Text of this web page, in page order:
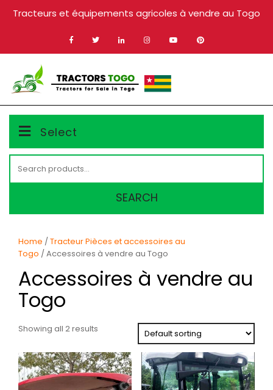
Tracteurs et équipements agricoles à vendre au Togo
Select
for:
SEARCH
Home / Tracteur Pièces et accessoires au
Togo / Accessoires à vendre au Togo
Accessoires à vendre au
Togo
Showing all 2 results